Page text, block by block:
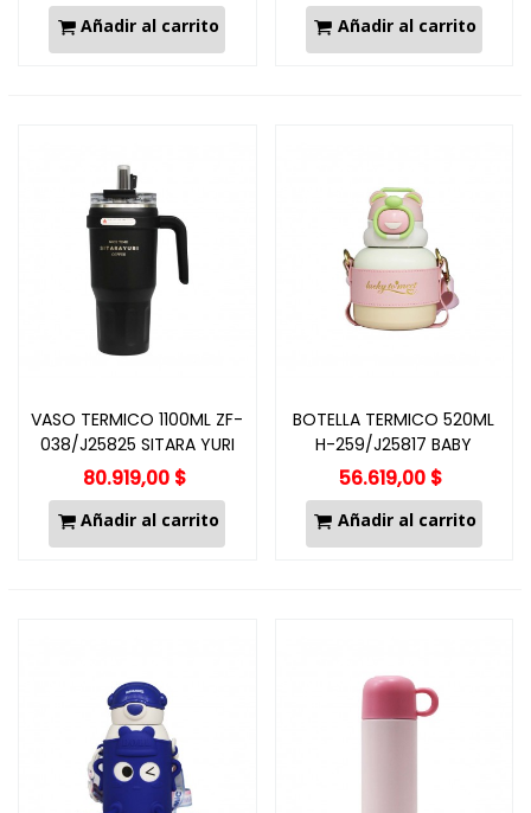
Añadir al carrito Añadir al carrito
VASO TERMICO 1100ML ZF-
038/J25825 SITARA YURI
80.919,00 $
Añadir al carrito
BOTELLA TERMICO 520ML
H-259/J25817 BABY
56.619,00 $
Añadir al carrito